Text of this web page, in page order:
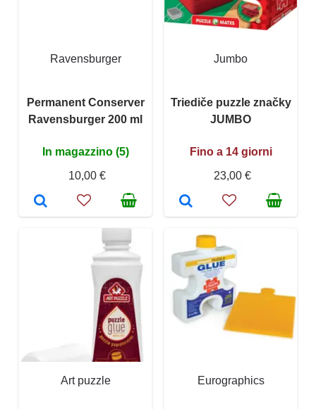
Ravensburger
Permanent Conserver
Ravensburger 200 ml
In magazzino (5)
10,00 €
Jumbo
Triediče puzzle značky
JUMBO
Fino a 14 giorni
23,00 €
Art puzzle Eurographics